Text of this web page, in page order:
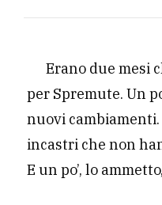
Erano due mesi
per Spremute. Un
nuovi
incastri che non
E un po’, lo